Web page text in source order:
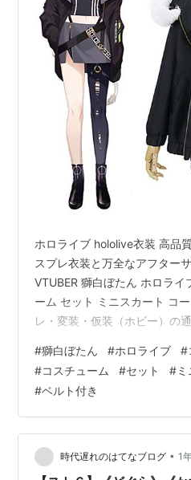
ホロライブ hololive衣装 高品
スプレ衣装と万全なアフター
VTUBER 獅白ぼたん ホロライ
ーム セット ミニスカート コ
レ・変装・仮装（ホビー）の
イブ hololiveコスプレ衣装
#獅白ぼたん #ホロライブ #
#コスチューム #セット #
#ベルト付き
時代遅れのはてなブログ • 1